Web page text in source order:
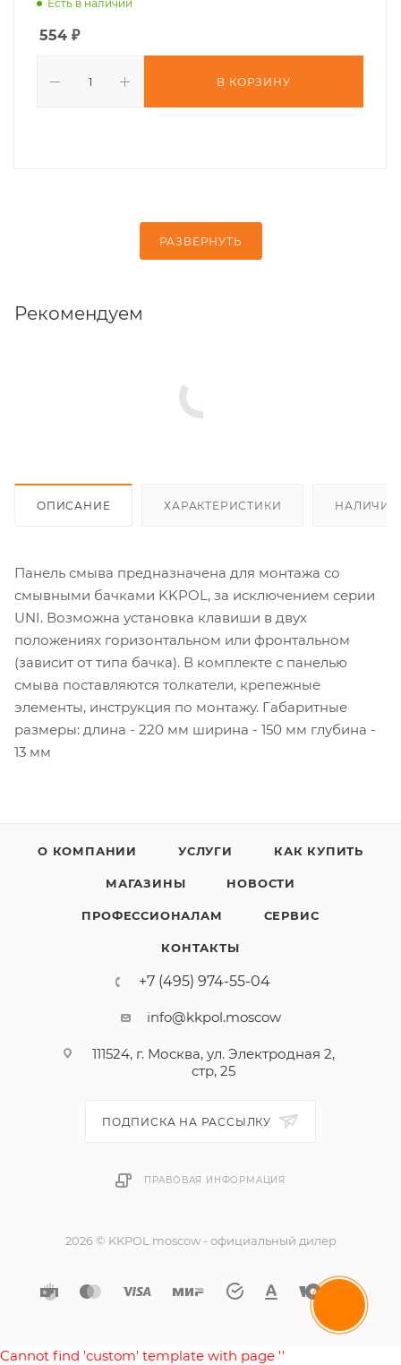
Есть в наличии
554 ₽
В КОРЗИНУ
РАЗВЕРНУТЬ
Рекомендуем
ОПИСАНИЕ ХАРАКТЕРИСТИКИ НАЛИЧИЕ
Панель смыва предназначена для монтажа со
смывными бачками KKPOL, за исключением серии
UNI. Возможна установка клавиши в двух
положениях горизонтальном или фронтальном
(зависит от типа бачка). В комплекте с панелью
смыва поставляются толкатели, крепежные
элементы, инструкция по монтажу. Габаритные
размеры: длина - 220 мм ширина - 150 мм глубина -
13 мм
О КОМПАНИИ УСЛУГИ КАК КУПИТЬ
МАГАЗИНЫ НОВОСТИ
ПРОФЕССИОНАЛАМ СЕРВИС
КОНТАКТЫ
+7 (495) 974-55-04
info@kkpol.moscow
111524, г. Москва, ул. Электродная 2,
стр, 25
ПОДПИСКА НА РАССЫЛКУ
ПРАВОВАЯ ИНФОРМАЦИЯ
2026 © KKPOL.moscow - официальный дилер
Cannot find 'custom' template with page ''